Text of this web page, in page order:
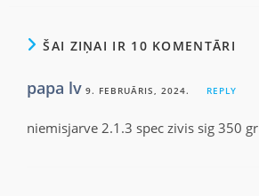
ŠAI ZIŅAI IR 10 KOMENTĀRI
papa lv 9. FEBRUĀRIS, 2024. REPLY
niemisjarve 2.1.3 spec zivis sig 350 gr